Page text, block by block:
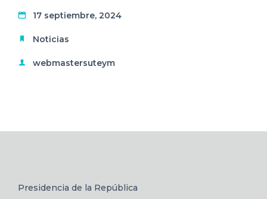
17 septiembre, 2024
Noticias
webmastersuteym
Presidencia de la República